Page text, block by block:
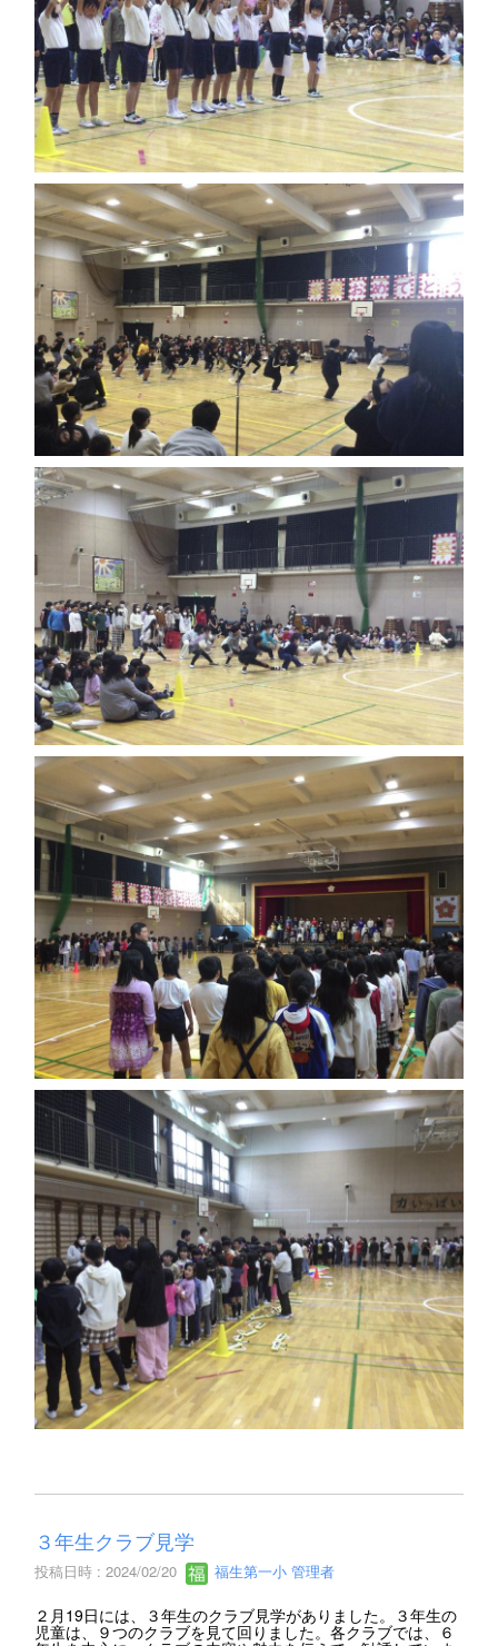
３年生クラブ見学
投稿日時 : 2024/02/20 福生第一小 管理者
２月19日には、３年生のクラブ見学がありました。３年生の
児童は、９つのクラブを見て回りました。各クラブでは、６